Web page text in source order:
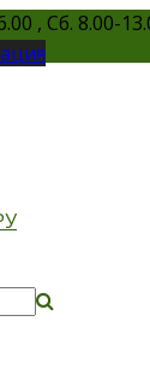
, Сб. 8.00-